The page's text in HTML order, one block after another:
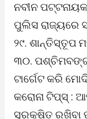
ନବୀନ
ପୁଲିସ ରାଜ୍ୟରେ
୨୯. ଶାନ୍ତିସ୍ତୂପ
୩୦.
ଟାର୍ଗେଟ କରି
କରୋନା ଟିପ୍ସ୍ :
ସୁରକ୍ଷିତ ରଖିବା